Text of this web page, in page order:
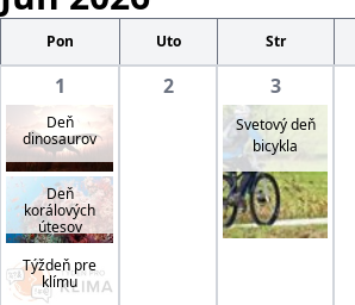
Pon Uto Str
1
Deň
dinosaurov
Deň
korálových
útesov
Týždeň pre
klímu
2 3
Svetový deň
bicykla